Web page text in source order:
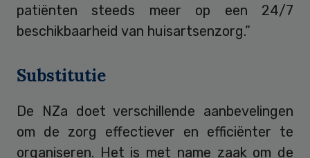
patiënten steeds meer op een 24/7
beschikbaarheid van huisartsenzorg.”
Substitutie
De NZa doet verschillende aanbevelingen
om de zorg effectiever en efficiënter te
organiseren. Het is met name zaak om de